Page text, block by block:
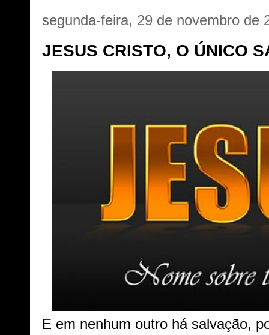
segunda-feira, 29 de novembro de
JESUS CRISTO, O ÚNICO
E em nenhum outro há salvação,